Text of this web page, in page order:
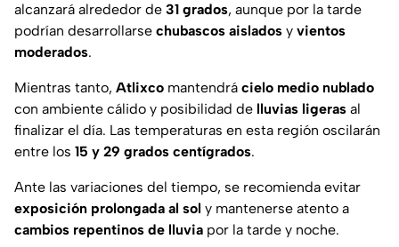
alcanzará alrededor de 31 grados, aunque por la tarde
podrían desarrollarse chubascos aislados y vientos
moderados.
Mientras tanto, Atlixco mantendrá cielo medio nublado
con ambiente cálido y posibilidad de lluvias ligeras al
finalizar el día. Las temperaturas en esta región oscilarán
entre los 15 y 29 grados centígrados.
Ante las variaciones del tiempo, se recomienda evitar
exposición prolongada al sol y mantenerse atento a
cambios repentinos de lluvia por la tarde y noche.